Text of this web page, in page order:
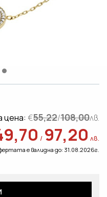
цена: €55,22/108,00лв.
/ 97,20 лв.
е валидна до: 31.08.2026г.